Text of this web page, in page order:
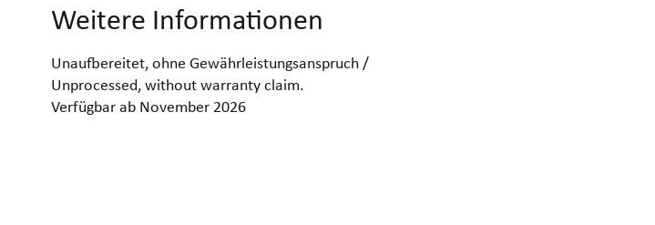
Weitere Informationen
Unaufbereitet, ohne Gewährleistungsanspruch /
Unprocessed, without warranty claim.
Verfügbar ab November 2026